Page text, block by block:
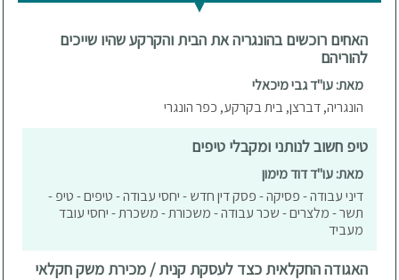
האחים רוכשים בהונגריה את הבית והקרקע שהיו שייכים
להוריהם
מאת: עו"ד גבי מיכאלי
הונגריה, דברצן, בית בקרקע, כפר הונגרי
טיפ חשוב לנותני ומקבלי טיפים
מאת: עו"ד דוד מימון
דיני עבודה - פסיקה - פסק דין חדש - יחסי עבודה - טיפים - טיפ -
תשר - מלצרים - שכר עבודה - משכורת - משכרת - יחסי עובד
מעביד
האגודה החקלאית כצד לעסקת קנית / מכירת משק חקלאי